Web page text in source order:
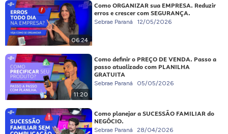
06:24
Como ORGANIZAR sua EMPRESA. Reduzir
erros e crescer com SEGURANÇA.
Sebrae Paraná 12/05/2026
11:20
Como definir o PREÇO DE VENDA. Passo a
passo atualizado com PLANILHA
GRATUITA
Sebrae Paraná 05/05/2026
Como planejar a SUCESSÃO FAMILIAR do
NEGÓCIO.
Sebrae Paraná 28/04/2026